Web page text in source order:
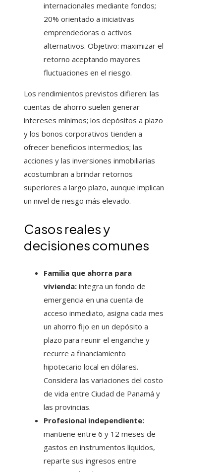
internacionales mediante fondos;
20% orientado a iniciativas
emprendedoras o activos
alternativos. Objetivo: maximizar el
retorno aceptando mayores
fluctuaciones en el riesgo.
Los rendimientos previstos difieren: las
cuentas de ahorro suelen generar
intereses mínimos; los depósitos a plazo
y los bonos corporativos tienden a
ofrecer beneficios intermedios; las
acciones y las inversiones inmobiliarias
acostumbran a brindar retornos
superiores a largo plazo, aunque implican
un nivel de riesgo más elevado.
Casos reales y
decisiones comunes
Familia que ahorra para
vivienda: integra un fondo de
emergencia en una cuenta de
acceso inmediato, asigna cada mes
un ahorro fijo en un depósito a
plazo para reunir el enganche y
recurre a financiamiento
hipotecario local en dólares.
Considera las variaciones del costo
de vida entre Ciudad de Panamá y
las provincias.
Profesional independiente:
mantiene entre 6 y 12 meses de
gastos en instrumentos líquidos,
reparte sus ingresos entre